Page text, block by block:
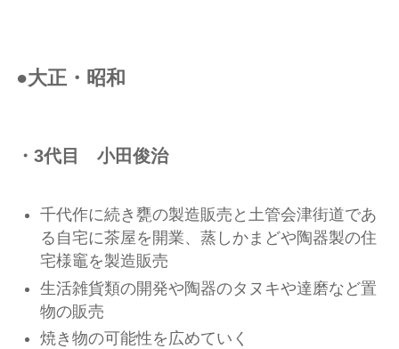
●大正・昭和
・3代目 小田俊治
千代作に続き甕の製造販売と土管会津街道であ
る自宅に茶屋を開業、蒸しかまどや陶器製の住
宅様竈を製造販売
生活雑貨類の開発や陶器のタヌキや達磨など置
物の販売
焼き物の可能性を広めていく